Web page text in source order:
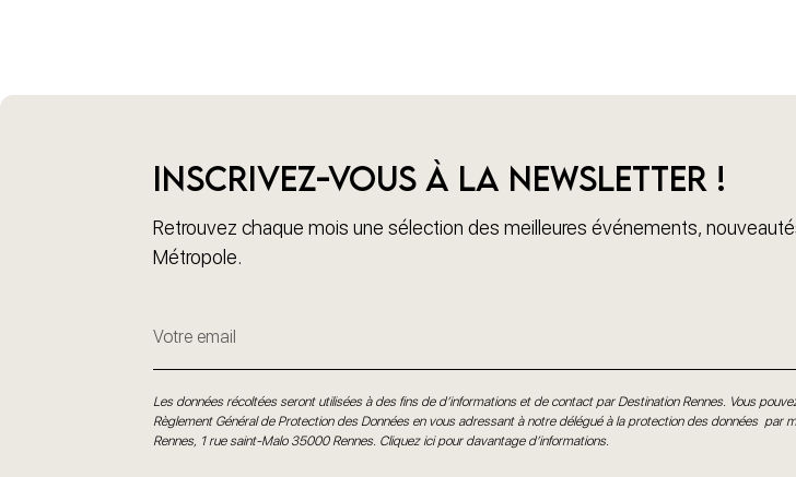
Inscrivez-vous à la newsletter !
Retrouvez chaque mois une sélection des meilleures événements,
Métropole.
Les données récoltées seront utilisées à des fins de d’informations et de contact par Destination Rennes. Vous
Règlement Général de Protection des Données en vous adressant à notre délégué à la protection des données par
Rennes, 1 rue saint-Malo 35000 Rennes. Cliquez ici pour davantage d’informations.